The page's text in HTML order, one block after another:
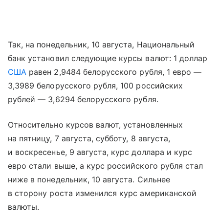
Так, на понедельник, 10 августа, Национальный
банк установил следующие курсы валют: 1 доллар
США равен 2,9484 белорусского рубля, 1 евро —
3,3989 белорусского рубля, 100 российских
рублей — 3,6294 белорусского рубля.
Относительно курсов валют, установленных
на пятницу, 7 августа, субботу, 8 августа,
и воскресенье, 9 августа, курс доллара и курс
евро стали выше, а курс российского рубля стал
ниже в понедельник, 10 августа. Сильнее
в сторону роста изменился курс американской
валюты.